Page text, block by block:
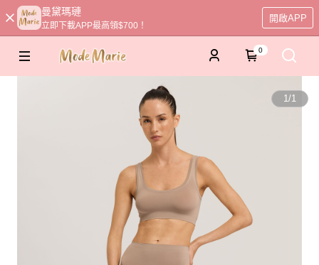
曼黛瑪璉
立即下載APP最高領$700！
開啟APP
0
1/1